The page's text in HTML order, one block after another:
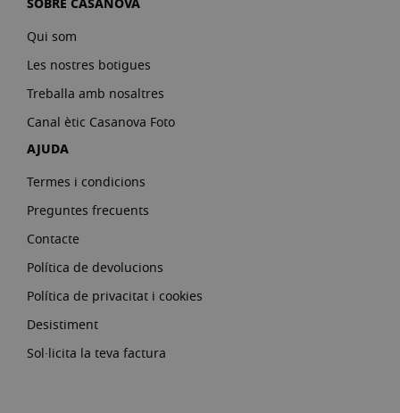
SOBRE CASANOVA
Qui som
Les nostres botigues
Treballa amb nosaltres
Canal ètic Casanova Foto
AJUDA
Termes i condicions
Preguntes frecuents
Contacte
Política de devolucions
Política de privacitat i cookies
Desistiment
Sol·licita la teva factura